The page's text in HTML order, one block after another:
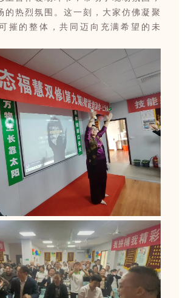
的热烈氛围。这一刻，大家仿佛凝聚
摧的整体，共同迈向充满希望的未